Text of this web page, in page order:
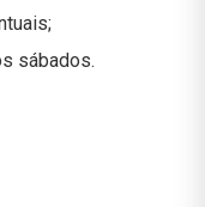
sábados.